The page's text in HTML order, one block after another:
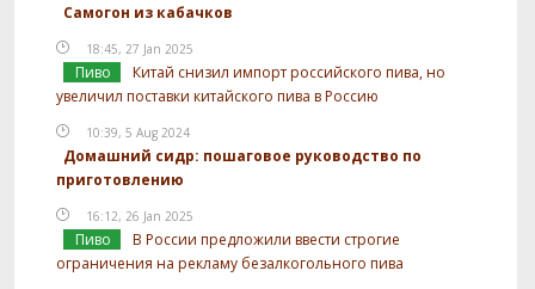
Самогон из кабачков
18:45, 27 Jan 2025
Пиво
Китай снизил импорт российского пива, но
увеличил поставки китайского пива в Россию
10:39, 5 Aug 2024
Домашний сидр: пошаговое руководство по
приготовлению
16:12, 26 Jan 2025
Пиво
В России предложили ввести строгие
ограничения на рекламу безалкогольного пива